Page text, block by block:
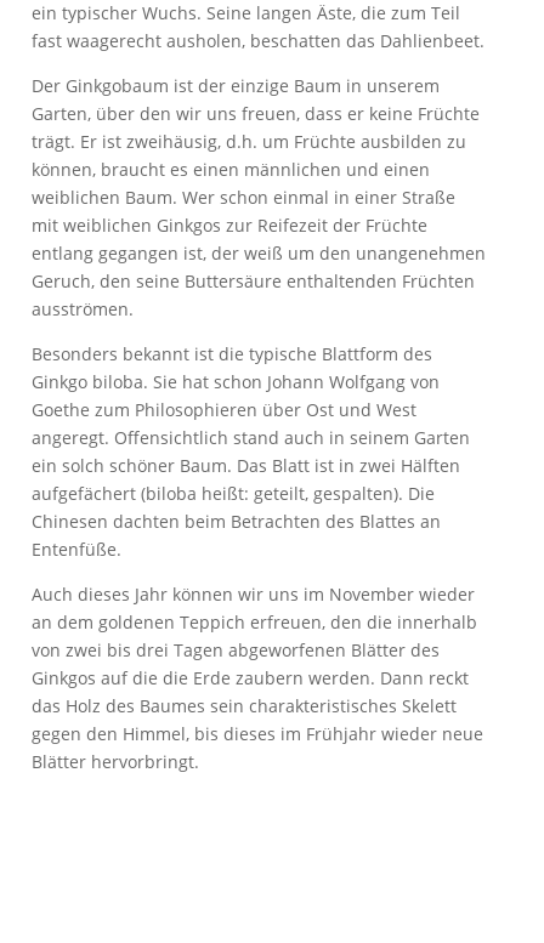
ein typischer Wuchs. Seine langen Äste, die zum Teil
fast waagerecht ausholen, beschatten das Dahlienbeet.
Der Ginkgobaum ist der einzige Baum in unserem
Garten, über den wir uns freuen, dass er keine Früchte
trägt. Er ist zweihäusig, d.h. um Früchte ausbilden zu
können, braucht es einen männlichen und einen
weiblichen Baum. Wer schon einmal in einer Straße
mit weiblichen Ginkgos zur Reifezeit der Früchte
entlang gegangen ist, der weiß um den unangenehmen
Geruch, den seine Buttersäure enthaltenden Früchten
ausströmen.
Besonders bekannt ist die typische Blattform des
Ginkgo biloba. Sie hat schon Johann Wolfgang von
Goethe zum Philosophieren über Ost und West
angeregt. Offensichtlich stand auch in seinem Garten
ein solch schöner Baum. Das Blatt ist in zwei Hälften
aufgefächert (biloba heißt: geteilt, gespalten). Die
Chinesen dachten beim Betrachten des Blattes an
Entenfüße.
Auch dieses Jahr können wir uns im November wieder
an dem goldenen Teppich erfreuen, den die innerhalb
von zwei bis drei Tagen abgeworfenen Blätter des
Ginkgos auf die die Erde zaubern werden. Dann reckt
das Holz des Baumes sein charakteristisches Skelett
gegen den Himmel, bis dieses im Frühjahr wieder neue
Blätter hervorbringt.